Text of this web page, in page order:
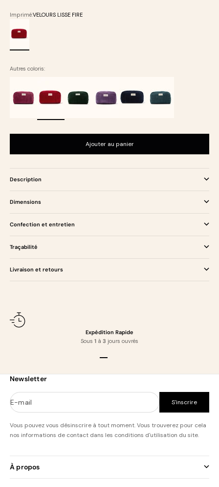
Imprimé:VELOURS LISSE FIRE
Autres coloris:
Ajouter au panier
Description
Dimensions
Confection et entretien
Traçabilité
Livraison et retours
Expédition Rapide
Sous 1 à 3 jours ouvrés
Newsletter
E-mail S'inscrire
Vous pouvez vous désinscrire à tout moment. Vous trouverez pour cela
nos informations de contact dans les conditions d'utilisation du site.
À propos